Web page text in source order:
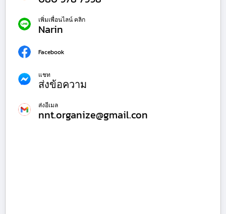
เพิ่มเพื่อนไลน์ คลิก
Narin
Facebook
แชท
ส่งข้อความ
ส่งอีเมล
nnt.organize@gmail.con